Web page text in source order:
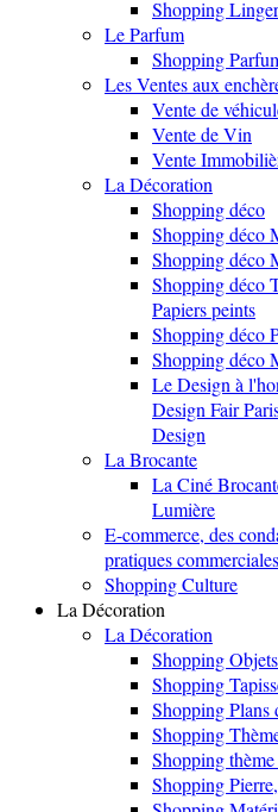
Shopping
Le Parfum
Shopping
Les Ventes aux
Vente de
Vente de Vin
Vente
La Décoration
Shopping déco
Shopping déco
Shopping déco
Shopping déco
Papiers peints
Shopping déco
Shopping déco
Le Design à
Design Fair
Design
La Brocante
La Ciné
Lumière
E-commerce, des
pratiques commerciales
Shopping Culture
La Décoration
La Décoration
Shopping
Shopping
Shopping Plans
Shopping
Shopping
Shopping